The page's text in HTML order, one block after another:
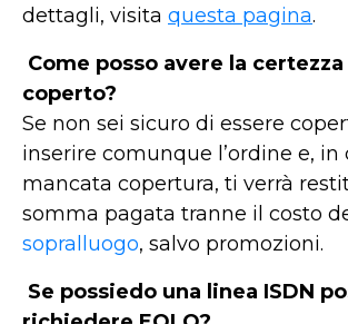
dettagli, visita questa pagina.
Come posso avere la
coperto?
Se non sei sicuro di essere
inserire comunque l’ordine e, in
mancata copertura, ti verrà
somma pagata tranne il costo
sopralluogo, salvo promozioni.
Se possiedo una linea ISDN